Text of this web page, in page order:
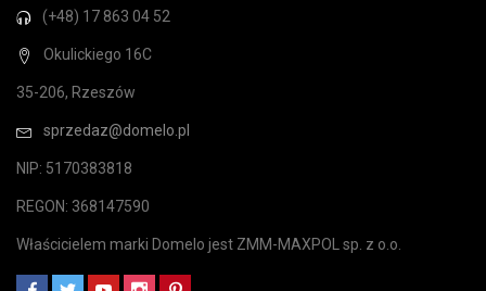
(+48) 17 863 04 52
Okulickiego 16C
35-206, Rzeszów
sprzedaz@domelo.pl
NIP: 5170383818
REGON: 368147590
Właścicielem marki Domelo jest ZMM-MAXPOL sp. z o.o.